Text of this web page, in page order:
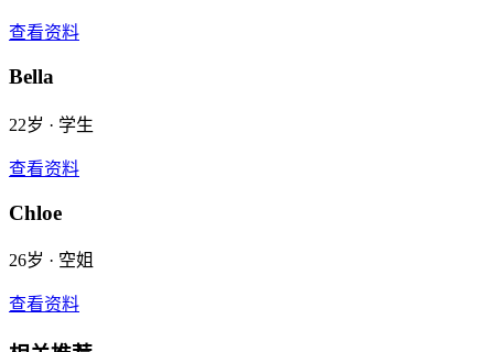
查看资料
Bella
22岁 · 学生
查看资料
Chloe
26岁 · 空姐
查看资料